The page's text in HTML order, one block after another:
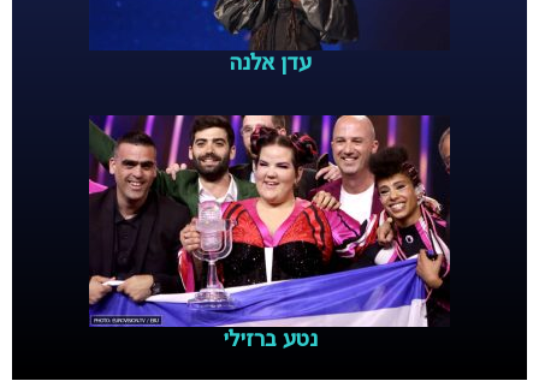
עדן אלנה
נטע ברזילי